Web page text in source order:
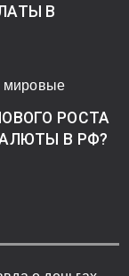
В
РОСТА
В РФ?